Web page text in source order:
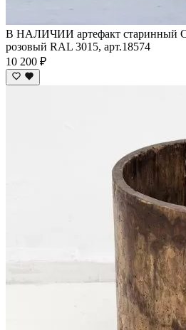
В НАЛИЧИИ артефакт старинный
розовый RAL 3015, арт.18574
10 200 ₽